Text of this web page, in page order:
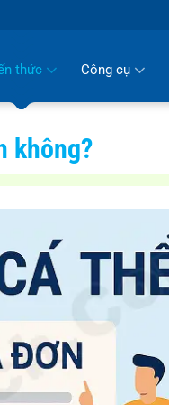
thức Công cụ
không?